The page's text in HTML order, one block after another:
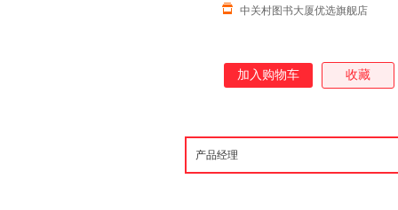
中关村图书大厦优选旗舰店
加入购物车 收藏